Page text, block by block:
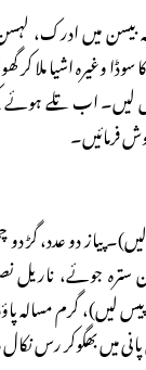
بیسن میں ادرک،
وغیرہ اشیا ملا
اب تلے ہوئے
فرمائیں۔
پیاز دو عدد، گڑ دو
سترہ جوئے، ناریل
لیں)، گرم مسالہ
میں بھگوکر رس